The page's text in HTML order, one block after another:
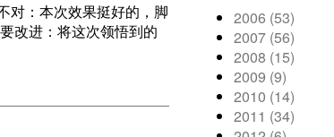
对：本次效果挺好的，脚
改进：将这次领悟到的
2006 (53)
2007 (56)
2008 (15)
2009 (9)
2010 (14)
2011 (34)